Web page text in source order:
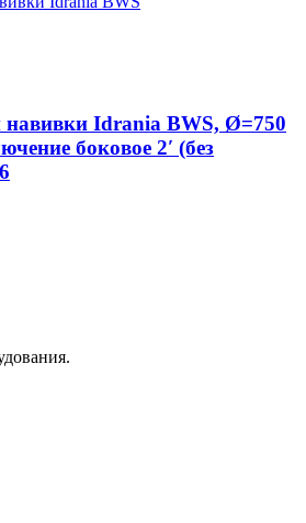
Idrania BWS, Ø=750
боковое 2′ (без